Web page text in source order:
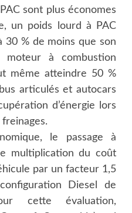
sont plus économes
un poids lourd à PAC
30 % de moins que son
moteur à combustion
même atteindre 50 %
articulés et autocars
d’énergie lors
le passage à
multiplication du coût
par un facteur 1,5
Diesel de
cette évaluation,